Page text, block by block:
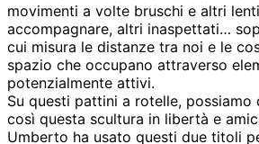
movimenti a volte bruschi e altri
accompagnare, altri inaspettati…
cui misura le distanze tra noi e le
spazio che occupano attraverso
potenzialmente attivi.
Su questi pattini a rotelle, possiamo
così questa scultura in libertà e
Umberto ha usato questi due titoli